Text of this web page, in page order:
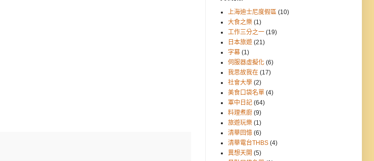
上海迪士尼度假區 (10)
大食之樂 (1)
工作三分之一 (19)
日本旅遊 (21)
字幕 (1)
伺服器虛擬化 (6)
我思故我在 (17)
社會大學 (2)
美食口袋名單 (4)
軍中日記 (64)
料理煮廚 (9)
旅遊玩樂 (1)
清華回憶 (6)
清華電台THBS (4)
異想天開 (5)